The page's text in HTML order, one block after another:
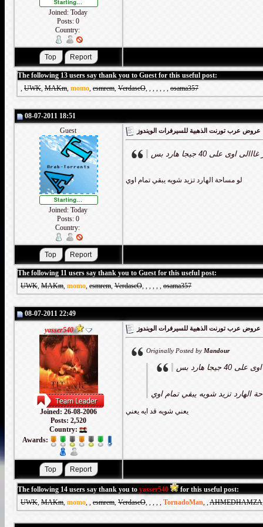
Joined: Today
Posts: 0
Country:
The following 13 users say thank you to Guest for this useful post:
, UWK, MAKm, momo, esmrem, VerdascO, , , , , , , osama357
08-07-2011 18:51
Guest
Joined: Today
Posts: 0
Country:
عروض عرب تورنت الذهبية للسيرفرات الويندوز
اوى على 40 جيجا هارد بس
لو مساحة الهارد تزيد شويه يبقي تمام اوي
The following 11 users say thank you to Guest for this useful post:
UWK, MAKm, momo, esmrem, VerdascO, , , , , , osama357
08-07-2011 22:49
yasser540
Joined: 26-08-2006
Posts: 2,520
Country:
Awards:
عروض عرب تورنت الذهبية للسيرفرات الويندوز
Originally Posted by Mandour
جيجا هارد بس
الهارد تزيد شويه يبقي تمام اوي
يعني شويه قد ايه يعني
The following 14 users say thank you to yasser540
for this useful post:
UWK, MAKm, momo, , esmrem, VerdascO, , , , , TornadoMan, ,AHMEDHAMZA